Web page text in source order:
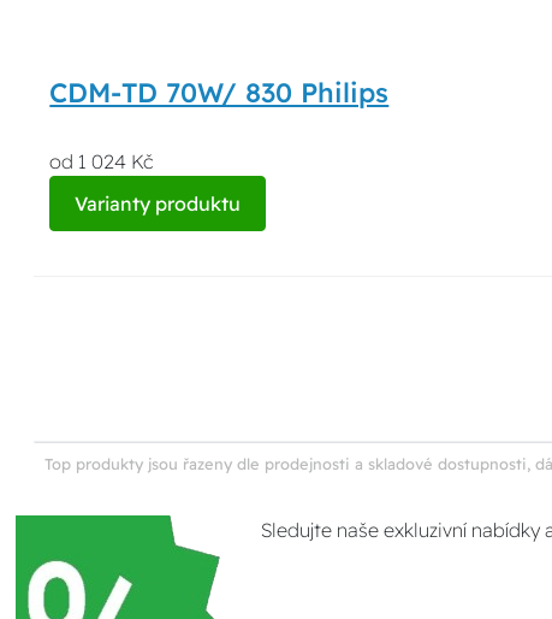
CDM-TD 70W/ 830 Philips
od 1 024 Kč
Varianty produktu
Top produkty jsou řazeny dle prodejnosti a skladové dostupnosti,
Sledujte naše exkluzivní nabídky